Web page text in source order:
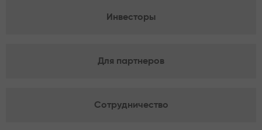
Инвесторы
Для партнеров
Сотрудничество